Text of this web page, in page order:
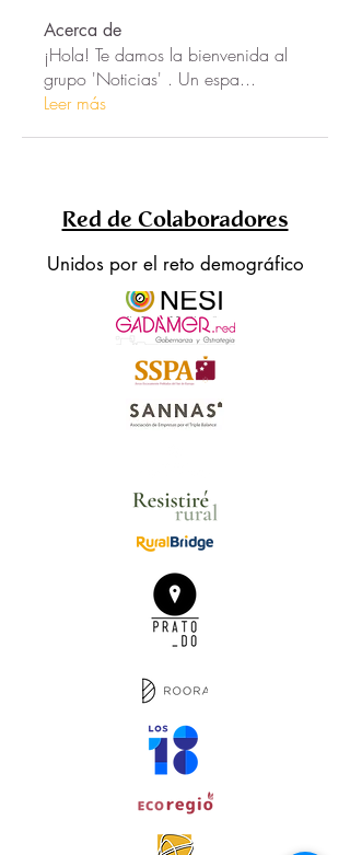
Acerca de
¡Hola! Te damos la bienvenida al
grupo 'Noticias' . Un espa...
Leer más
Red de Colaboradores
Unidos por el reto demográfico